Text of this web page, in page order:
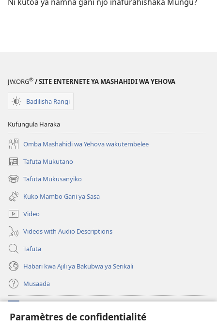
Paramètres de confidentialité
JW.ORG® / SITE ENTERNETE YA MASHAHIDI WA YEHOVA
Badilisha Rangi
Kufungula Haraka
Omba Mashahidi wa Yehova wakutembelee
Tafuta Mukutano
(opens
new
window)
Tafuta Mukusanyiko
(opens
new
window)
Kuko Mambo Gani ya Sasa
Video
Videos with Audio Descriptions
Tafuta
Habari kwa Ajili ya Bakubwa ya Serikali
Musaada
(opens
new